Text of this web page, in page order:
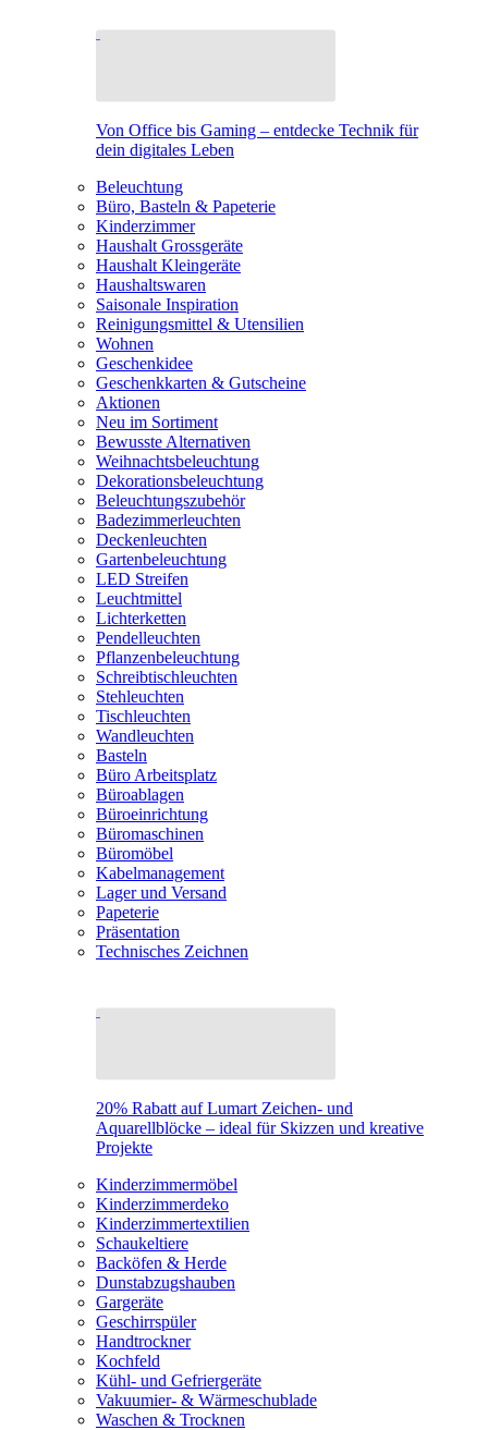
Von Office bis Gaming – entdecke Technik für
dein digitales Leben
Beleuchtung
Büro, Basteln & Papeterie
Kinderzimmer
Haushalt Grossgeräte
Haushalt Kleingeräte
Haushaltswaren
Saisonale Inspiration
Reinigungsmittel & Utensilien
Wohnen
Geschenkidee
Geschenkkarten & Gutscheine
Aktionen
Neu im Sortiment
Bewusste Alternativen
Weihnachtsbeleuchtung
Dekorationsbeleuchtung
Beleuchtungszubehör
Badezimmerleuchten
Deckenleuchten
Gartenbeleuchtung
LED Streifen
Leuchtmittel
Lichterketten
Pendelleuchten
Pflanzenbeleuchtung
Schreibtischleuchten
Stehleuchten
Tischleuchten
Wandleuchten
Basteln
Büro Arbeitsplatz
Büroablagen
Büroeinrichtung
Büromaschinen
Büromöbel
Kabelmanagement
Lager und Versand
Papeterie
Präsentation
Technisches Zeichnen
20% Rabatt auf Lumart Zeichen- und
Aquarellblöcke – ideal für Skizzen und kreative
Projekte
Kinderzimmermöbel
Kinderzimmerdeko
Kinderzimmertextilien
Schaukeltiere
Backöfen & Herde
Dunstabzugshauben
Gargeräte
Geschirrspüler
Handtrockner
Kochfeld
Kühl- und Gefriergeräte
Vakuumier- & Wärmeschublade
Waschen & Trocknen